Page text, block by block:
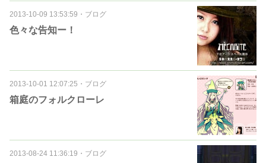
2013-10-09 13:53:59 ・ ブログ
色々な告知ー！
2013-10-01 12:07:25 ・ ブログ
箱庭のフォルクローレ
2013-08-24 11:36:19 ・ ブログ